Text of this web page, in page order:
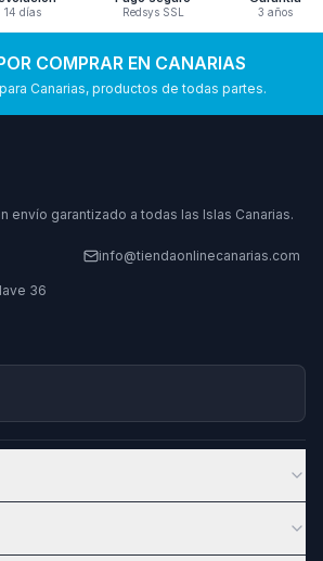
14 días Redsys SSL 3 años
COMPRAR EN CANARIAS
Canarias, productos de todas partes.
envío garantizado a todas las Islas Canarias.
info@tiendaonlinecanarias.com
36